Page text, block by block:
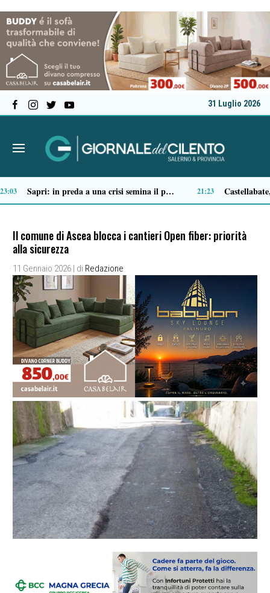
31 Luglio 2026
14:51 14:49
Il comune di Ascea blocca i cantieri Open fiber: priorità
alla sicurezza
11 Gennaio 2026 | di Redazione